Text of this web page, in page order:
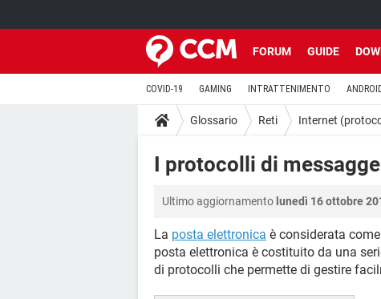
FORUM GUIDE
COVID-19 GAMING INTRATTENIMENTO
Glossario Reti Internet
I protocolli di
Ultimo aggiornamento lunedì 16 ottobre
La posta elettronica è considerata
posta elettronica è costituito da una
di protocolli che permette di gestire